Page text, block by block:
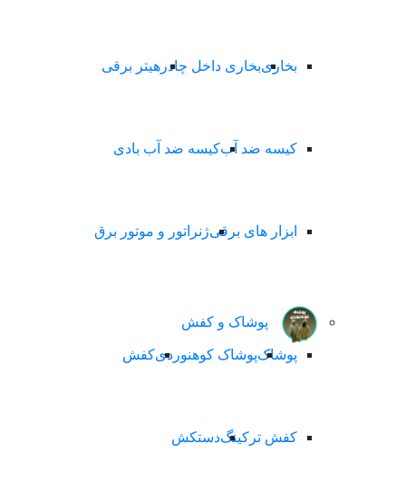
بخاریبخاری داخل چادر هیتر برقی
کیسه ضد آبکیسه ضد آب بادی
ابزار های برقیژنراتور و موتور برق
پوشاک و کفش
پوشاکپوشاک کوهنوردیکفش
کفش ترکینگدستکش